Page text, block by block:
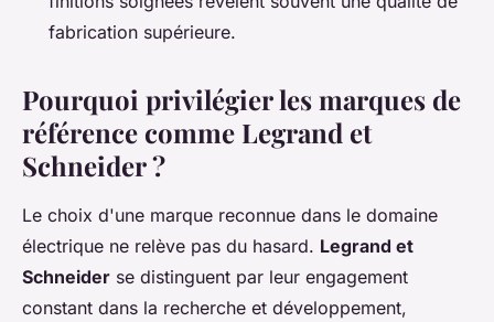
fabrication supérieure.
Pourquoi privilégier les marques de
référence comme Legrand et
Schneider ?
Le choix d'une marque reconnue dans le domaine
électrique ne relève pas du hasard. Legrand et
Schneider se distinguent par leur engagement
constant dans la recherche et développement,